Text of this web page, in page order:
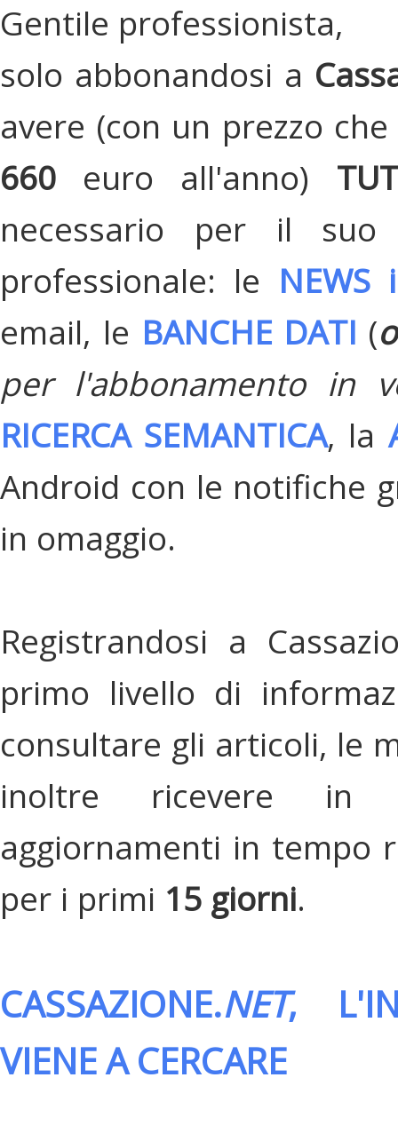
Gentile professionista,
solo abbonandosi a
avere (con un prezzo
660 euro all'anno)
necessario per il suo
professionale: le
email, le BANCHE DATI (
per l'abbonamento in
RICERCA SEMANTICA, la
Android con le notifiche
in omaggio.
Registrandosi a
primo livello di
consultare gli articoli, le
inoltre ricevere in
aggiornamenti in tempo
per i primi 15 giorni.
CASSAZIONE.NET,
VIENE A CERCARE